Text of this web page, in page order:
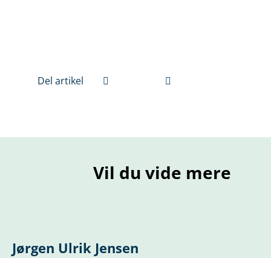
Del artikel
Vil du vide mere
Jørgen Ulrik Jensen